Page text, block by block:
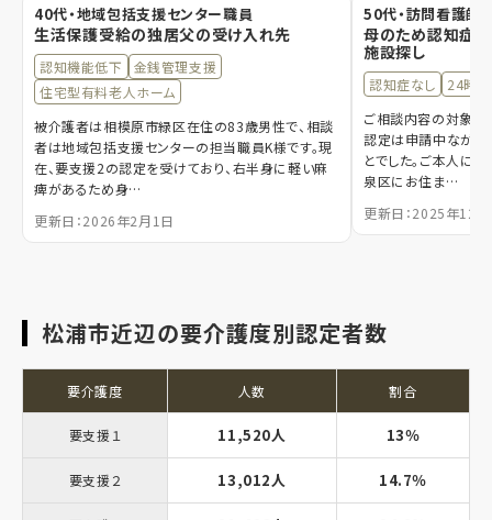
40代・地域包括支援センター職員
生活保護受給の独居父の受け入れ先
認知機能低下
金銭管理支援
住宅型有料老人ホーム
被介護者は相模原市緑区在住の83歳男性で、相談
者は地域包括支援センターの担当職員K様です。現
在、要支援2の認定を受けており、右半身に軽い麻
痺があるため身…
更新日：2026年2月1日
50代・訪問看護師
母のため認知症
施設探し
認知症なし
24時
ご相談内容の対象と
認定は申請中ながら
とでした。ご本人に
泉区にお住ま…
更新日：2025年12
松浦市近辺の要介護度別認定者数
要介護度 人数 割合
要支援１ 11,520人 13％
要支援２ 13,012人 14.7％